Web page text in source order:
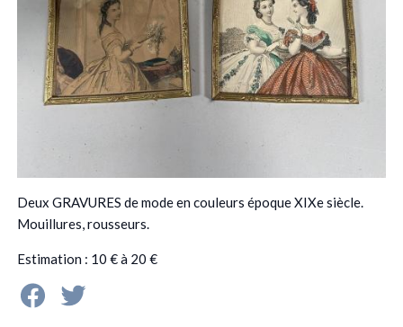
Deux GRAVURES de mode en couleurs époque XIXe siècle.
Mouillures, rousseurs.
Estimation : 10 € à 20 €